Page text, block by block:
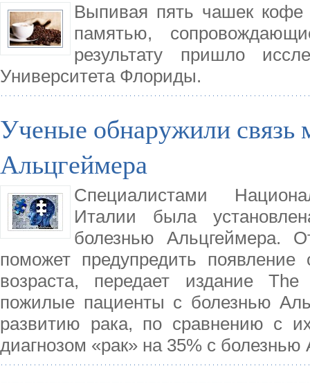
Выпивая пять чашек
памятью,
результату пришло
Университета Флориды.
Ученые обнаружили связь
Альцгеймера
Специалистами
Италии была
болезнью Альцгеймера.
поможет предупредить
возраста, передает издание
пожилые пациенты с болезнью
развитию рака, по сравнению с
диагнозом «рак» на 35% с